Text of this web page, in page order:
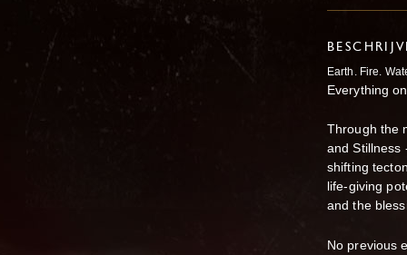
Earth. Fire.
Everything
Through the
and Stillness
shifting
life-giving
and the
No previous